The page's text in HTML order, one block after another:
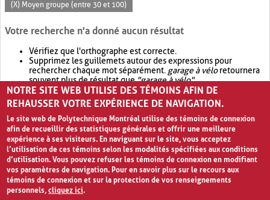
(X) Moyen groupe (entre 30 et 100)
Votre recherche n'a donné aucun résultat
Vérifiez que l'orthographe est correcte.
Supprimez les guillemets autour des expressions pour
rechercher chaque mot séparément. garage à véloretournera
souvent plus de résultat que"garage à vélo".
Envisagez d'élargir votre recherche avec OR.garage OR vélo
retournera souvent plus de résultat quegarage à vélo
NOTRE SITE WEB UTILISE DES TÉMOINS AFIN DE
REHAUSSER VOTRE EXPÉRIENCE DE NAVIGATION.
Le site web de Polytechnique Montréal utilise des témoins de connexion
afin de recueillir des statistiques générales et offrir une meilleure
expérience à ses visiteurs. En naviguant sur le site, vous acceptez
l’utilisation de ces témoins selon les modalités spécifiées aux conditions
d’utilisation. Vous pouvez refuser les témoins de connexion en modifiant
vos paramètres de navigation. Pour en savoir plus sur le recours aux
témoins de connexion et sur la protection de vos renseignements
personnels,cliquez ici.